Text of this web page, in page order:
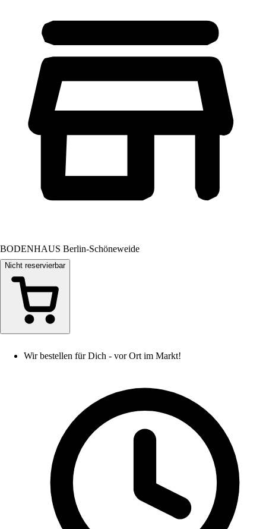
BODENHAUS Berlin-Schöneweide
Nicht reservierbar
Wir bestellen für Dich - vor Ort im Markt!